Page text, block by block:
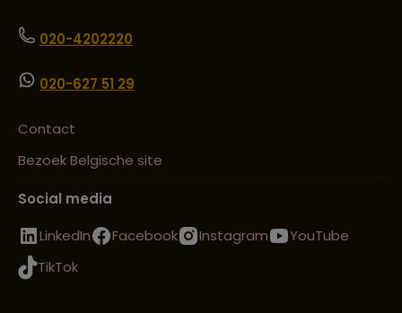
020-4202220
020-627 51 29
Contact
Bezoek Belgische site
Social media
LinkedIn
Facebook Instagram
YouTube
TikTok